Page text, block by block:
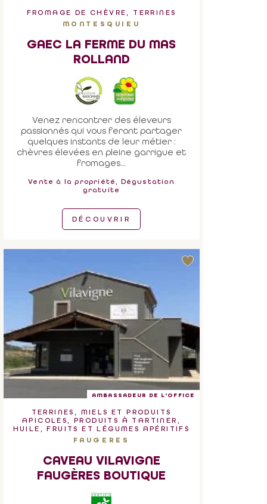
FROMAGE DE CHÈVRE, TERRINES
MONTESQUIEU
GAEC LA FERME DU MAS
ROLLAND
Venez rencontrer des éleveurs
passionnés qui vous feront partager
quelques instants de leur métier :
chèvres élevées en pleine garrigue et
fromages...
Vente à la propriété, Dégustation
gratuite
DÉCOUVRIR
AMBASSADEUR DE L'OFFICE
TERRINES, MIELS ET PRODUITS
APICOLES, PRODUITS À TARTINER,
HUILE, FRUITS ET LÉGUMES APÉRITIFS
FAUGERES
CAVEAU VILAVIGNE
FAUGÈRES BOUTIQUE